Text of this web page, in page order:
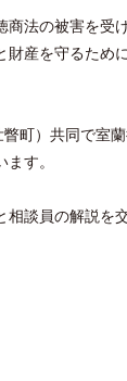
法の被害を受
産を守るため
町）共同で室
す。
談員の解説を